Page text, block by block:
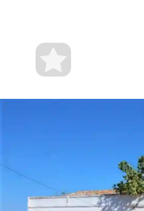
nous
Contactez
Termes
et